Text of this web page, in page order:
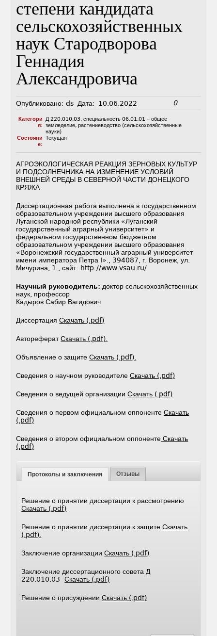
степени кандидата
сельскохозяйственных
наук Стародворова
Геннадия
Александровича
Опубликовано: ds Дата: 10.06.2022 0
Категори
я:
Д 220.010.03, специальность 06.01.01 – общее
земледелие, растениеводство (сельскохозяйственные
науки)
Состояни
е:
Текущая
АГРОЭКОЛОГИЧЕСКАЯ РЕАКЦИЯ ЗЕРНОВЫХ КУЛЬТУР
И ПОДСОЛНЕЧНИКА НА ИЗМЕНЕНИЕ УСЛОВИЙ
ВНЕШНЕЙ СРЕДЫ В СЕВЕРНОЙ ЧАСТИ ДОНЕЦКОГО
КРЯЖА
Диссертационная работа выполнена в государственном
образовательном учреждении высшего образования
Луганской народной республики «Луганский
государственный аграрный университет» и
федеральном государственном бюджетном
образовательном учреждении высшего образования
«Воронежский государственный аграрный университет
имени императора Петра I»., 394087, г. Воронеж, ул.
Мичурина, 1 , сайт: http://www.vsau.ru/
Научный руководитель: доктор сельскохозяйственных
наук, профессор
Кадыров Сабир Вагидович
ДиссертацияСкачать (.pdf)
АвторефератСкачать (.pdf).
Объявление о защитеСкачать (.pdf).
Сведения о научном руководителеСкачать (.pdf)
Сведения о ведущей организацииСкачать (.pdf)
Сведения о первом официальном оппонентеСкачать
(.pdf)
Сведения о втором официальном оппоненте Скачать
(.pdf)
Протоколы и заключения Отзывы
Решение о принятии диссертации к рассмотрению
Скачать (.pdf)
Решение о принятии диссертации к защитеСкачать
(.pdf).
Заключение организацииСкачать (.pdf)
Заключение диссертационного совета Д
220.010.03Скачать (.pdf)
Решение о присужденииСкачать (.pdf)